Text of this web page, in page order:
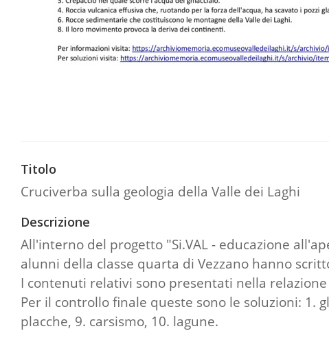
Titolo
Cruciverba sulla geologia della Valle dei Laghi
Descrizione
All'interno del progetto "Si.VAL - educazione
alunni della classe quarta di Vezzano hanno
I contenuti relativi sono presentati nella
Per il controllo finale queste sono le soluzioni: 1.
placche, 9. carsismo, 10. lagune.